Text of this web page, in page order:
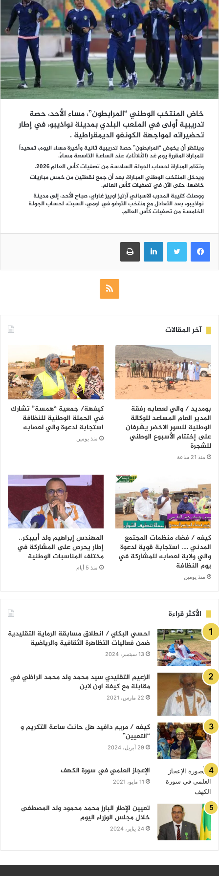
خاض المنتخب الوطني “المرابطون”، مساء الأحد، حصة
تدريبية أولى في الملعب البلدي بمدينة نواذيبو، في إطار
تحضيراته لمواجهة الكونغو الديمقراطية .
وينتظر أن يخوض “المرابطون” حصة تدريبية ثانية وأخيرة مساء اليوم، تمهيداً
للمباراة المقررة يوم غد (الثلاثاء)، عند الساعة التاسعة مساءً.
وتقام المباراة لحساب الجولة السادسة من تصفيات كأس العالم 2026.
ويدخل المنتخب الوطني المباراة، بعد أن جمع نقطتين من خمس مباريات
خاضها، حتى الآن في تصفيات كأس العالم.
ووصلت كتيبة المدرب الاسباني آرتيز اوبيز غاراي، صباح الأحد، إلى مدينة
نواذيبو، بعد التعادل مع منتخب التوغو في لومي، السبت، لحساب الجولة
الخامسة من تصفيات كأس العالم.
فيسبوك تويتر لينكدإن طباعة
ملخص
آخر المقالات
بومديد / والي لعصابه رفقة
المدير العام المساعد للوكالة
الوطنية للسور الاخضر يشرفان
على إختتام الأسبوع الوطني
للشجرة
منذ 21 ساعة
كيفهة/ جمعية “همسة” تشارك
في الحملة الوطنية للنظافة
استجابة لدعوة والي لعصابه
منذ يومين
كيفه / فضاء منظمات المجتمع
المدني …. استجابة قوية لدعوة
والي ولاية لعصابه للمشاركة في
يوم النظافة
منذ يومين
المهندس إبراهيم ولد أبيبكر..
إطار يحرص على المشاركة في
مختلف المناسبات الوطنية
منذ 5 أيام
الأكثر قراءة
احسي البكاي / انطلاق مسابقة الرماية التقليدية
ضمن فعاليات التظاهرة الثقافية والرياضية
13 سبتمبر، 2024
الزعيم التقليدي سيد محمد ولد محمد الراظي في
مقابلة مع كيفة اون لابن
22 مارس، 2021
كيفه / مريم دافيد هل حانت ساعة التكريم و
“التعيين”
29 أبريل، 2024
الإعجاز العلمي في سورة الكهف
11 مايو، 2021
تعيين الإطار البارز محمد محمود ولد المصطفى
خلال مجلس الوزراء اليوم
24 يناير، 2024